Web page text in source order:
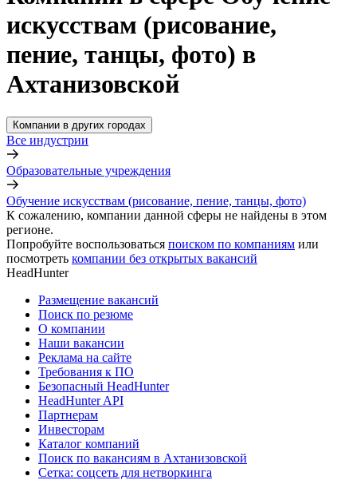
искусствам (рисование,
пение, танцы, фото) в
Ахтанизовской
Компании в других городах
Все индустрии
Образовательные учреждения
Обучение искусствам (рисование, пение, танцы, фото)
К сожалению, компании данной сферы не найдены в этом
регионе.
Попробуйте воспользоваться поиском по компаниям или
посмотреть компании без открытых вакансий
HeadHunter
Размещение вакансий
Поиск по резюме
О компании
Наши вакансии
Реклама на сайте
Требования к ПО
Безопасный HeadHunter
HeadHunter API
Партнерам
Инвесторам
Каталог компаний
Поиск по вакансиям в Ахтанизовской
Сетка: соцсеть для нетворкинга